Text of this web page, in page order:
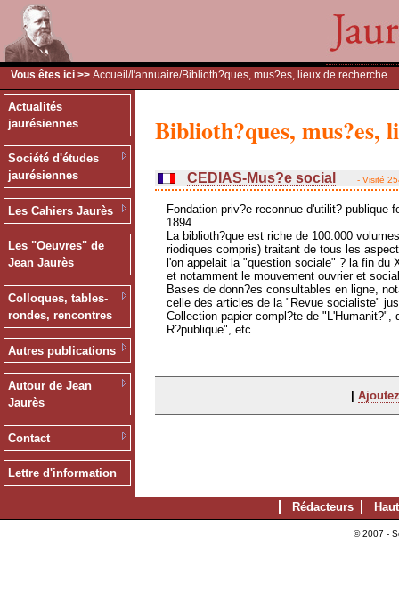
Vous êtes ici >> Accueil /l'annuaire/Biblioth?ques, mus?es, lieux de recherche
Actualités
jaurésiennes
Société d'études
jaurésiennes
Les Cahiers Jaurès
Les "Oeuvres" de
Jean Jaurès
Colloques, tables-
rondes, rencontres
Autres publications
Autour de Jean
Jaurès
Contact
Lettre d'information
Biblioth?ques, mus?es,
CEDIAS-Mus?e social - Visité
Fondation priv?e reconnue d'utilit? publique
1894.
La biblioth?que est riche de 100.000
riodiques compris) traitant de tous les
l'on appelait la "question sociale" ? la fin du
et notamment le mouvement ouvrier et
Bases de donn?es consultables en ligne,
celle des articles de la "Revue socialiste"
Collection papier compl?te de "L'Humanit?",
R?publique", etc.
|
Rédacteurs
© 2007 -